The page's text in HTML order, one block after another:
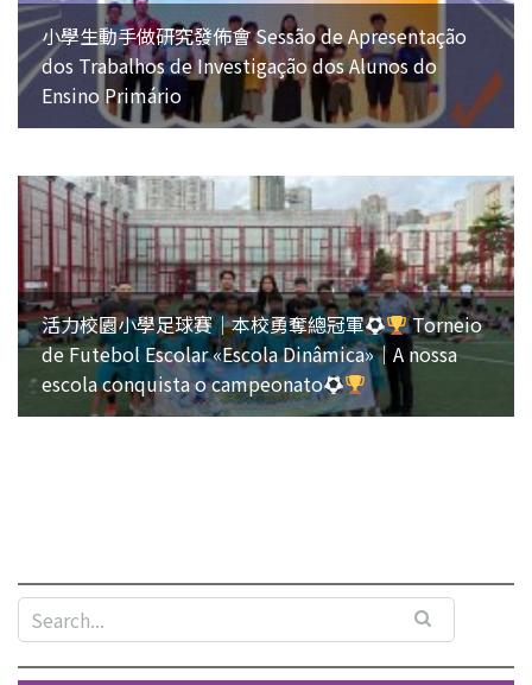
小學生動手做研究發佈會 Sessão de Apresentação
dos Trabalhos de Investigação dos Alunos do
Ensino Primário
活力校園小學足球賽｜本校勇奪總冠軍
Torneio
de Futebol Escolar «Escola Dinâmica»｜A nossa
escola conquista o campeonato